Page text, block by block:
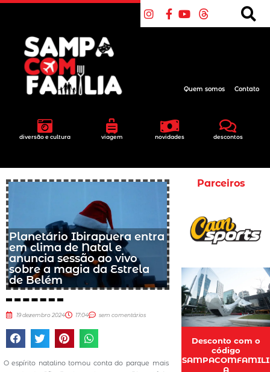
diversão e cultura viagem novidades descontos
Quem somos Contato
Planetário Ibirapuera entra
em clima de Natal e
anuncia sessão ao vivo
sobre a magia da Estrela
de Belém
19 dezembro 2024 17:04 sem comentários
O espírito natalino tomou conta do parque mais
Parceiros
Desconto com o
código
SAMPACOMFAMILI
A